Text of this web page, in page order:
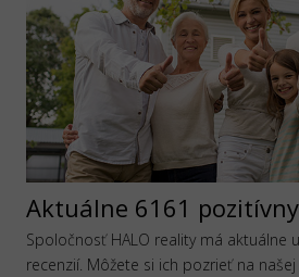
Aktuálne 6161
Spoločnosť HALO reality má aktuálne
recenzií. Môžete si ich pozrieť na